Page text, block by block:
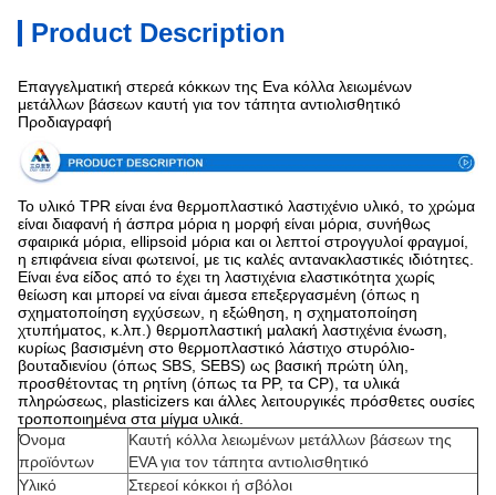
Product Description
Επαγγελματική στερεά κόκκων της Eva κόλλα λειωμένων
μετάλλων βάσεων καυτή για τον τάπητα αντιολισθητικό
Προδιαγραφή
Το υλικό TPR είναι ένα θερμοπλαστικό λαστιχένιο υλικό, το χρώμα
είναι διαφανή ή άσπρα μόρια η μορφή είναι μόρια, συνήθως
σφαιρικά μόρια, ellipsoid μόρια και οι λεπτοί στρογγυλοί φραγμοί,
η επιφάνεια είναι φωτεινοί, με τις καλές αντανακλαστικές ιδιότητες.
Είναι ένα είδος από το έχει τη λαστιχένια ελαστικότητα χωρίς
θείωση και μπορεί να είναι άμεσα επεξεργασμένη (όπως η
σχηματοποίηση εγχύσεων, η εξώθηση, η σχηματοποίηση
χτυπήματος, κ.λπ.) θερμοπλαστική μαλακή λαστιχένια ένωση,
κυρίως βασισμένη στο θερμοπλαστικό λάστιχο στυρόλιο-
βουταδιενίου (όπως SBS, SEBS) ως βασική πρώτη ύλη,
προσθέτοντας τη ρητίνη (όπως τα PP, τα CP), τα υλικά
πληρώσεως, plasticizers και άλλες λειτουργικές πρόσθετες ουσίες
τροποποιημένα στα μίγμα υλικά.
Όνομα
προϊόντων
Καυτή κόλλα λειωμένων μετάλλων βάσεων της
EVA για τον τάπητα αντιολισθητικό
Υλικό
Στερεοί κόκκοι ή σβόλοι